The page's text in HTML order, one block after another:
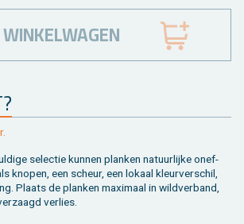
se­lec­tie kun­nen plan­ken na­tuur­lij­ke on­ef­
kno­pen, een scheur, een lo­kaal kleur­ver­schil,
Plaats de plan­ken maxi­maal in wild­ver­band,
ver­lies.